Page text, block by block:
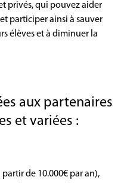
privés, qui pouvez aider
participer ainsi à sauver
élèves et à diminuer la
aux partenaires
et variées :
de 10.000€ par an),